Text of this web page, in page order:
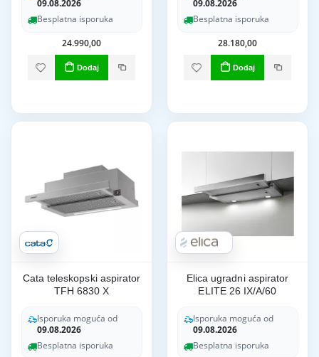
09.08.2026
Besplatna isporuka
24.990,00
Dodaj
09.08.2026
Besplatna isporuka
28.180,00
Dodaj
Cata teleskopski aspirator
TFH 6830 X
Isporuka moguća od
09.08.2026
Besplatna isporuka
Elica ugradni aspirator
ELITE 26 IX/A/60
Isporuka moguća od
09.08.2026
Besplatna isporuka